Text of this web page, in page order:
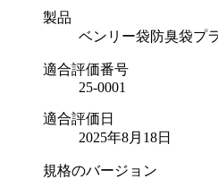
製品
ベンリー袋防臭袋プ
適合評価番号
25-0001
適合評価日
2025年8⽉18⽇
規格のバージョン